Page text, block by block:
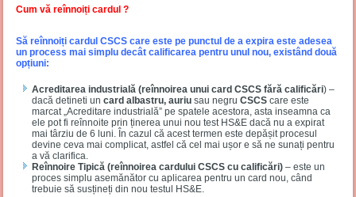
Cum vă reînnoiți cardul ?
Să reînnoiți cardul CSCS care este pe punctul de a expira este adesea
un process mai simplu decât calificarea pentru unul nou, existând două
opțiuni:
Acreditarea industrială (reînnoirea unui card CSCS fără calificări) –
dacă detineti uncard albastru, auriu sau negruCSCS care este
marcat „Acreditare industrială” pe spatele acestora, asta inseamna ca
ele pot fi reînnoite prin ținerea unui nou test HS&E dacă nu a expirat
mai târziu de 6 luni. În cazul că acest termen este depășit procesul
devine ceva mai complicat, astfel că cel mai ușor e să ne sunați pentru
a vă clarifica.
Reînnoire Tipică (reînnoirea cardului CSCS cu calificări) – este un
proces simplu asemănător cu aplicarea pentru un card nou, când
trebuie să susțineți din nou testul HS&E.